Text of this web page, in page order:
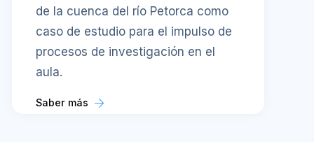
de la cuenca del río Petorca como
caso de estudio para el impulso de
procesos de investigación en el
aula.
Saber más